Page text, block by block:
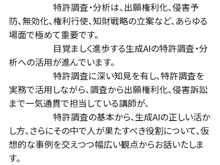
特許調査・分析は、出願権利化、侵害予
防、無効化、権利行使、知財戦略の立案など、あらゆる
場面で極めて重要です。
目覚ましく進歩する生成AIの特許調査・分
析への活用が進んでいます。
特許調査に深い知見を有し、特許調査を
実務で活用しながら、調査から出願権利化、侵害訴訟
まで一気通貫で担当している講師が、
特許調査の基本から、生成AIの正しい活か
し方、さらにその中で人が果たすべき役割について、仮
想的な事例を交えつつ幅広い観点からお話いたしま
す。